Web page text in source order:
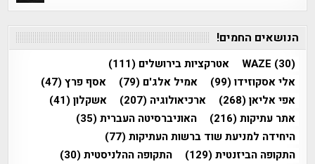
הנושאים החמים!
WAZE (30) אטרקציות בירושלים (111)
אלי אסקוזידו(99) אמיל אלג'ם (79) אסף פרץ(47)
אפי אליאן(268) ארכיאולוגיה (207) אשקלון(41)
אתר עתיקות(216) האוניברסיטה העברית(35)
היחידה למניעת שוד ברשות העתיקות(77)
התקופה הביזנטית(129) התקופה ההלניסטית(30)